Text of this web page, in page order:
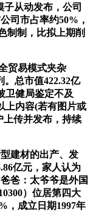
从动发布，公司
司市占率约50%，
制制，比拟上期削
贸易模式夹杂
总市值422.32亿
卫健局鉴定不及
上内容(若有图片或
上传并发布，持续
建材的出产、发
亿元，家人认为
爸：太爷爷是外国
）位居第四大
，成立日期1997年